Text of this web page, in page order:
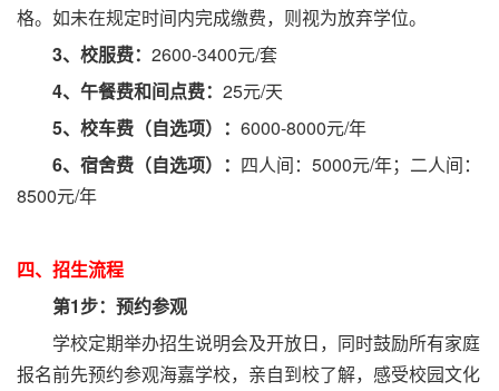
格。如未在规定时间内完成缴费，则视为放弃学位。
3、校服费： 2600-3400元/套
4、午餐费和间点费： 25元/天
5、校车费（自选项）： 6000-8000元/年
6、宿舍费（自选项）： 四人间：5000元/年；二人间：
8500元/年
四、招生流程
第1步：预约参观
学校定期举办招生说明会及开放日，同时鼓励所有家庭
报名前先预约参观海嘉学校，亲自到校了解，感受校园文化